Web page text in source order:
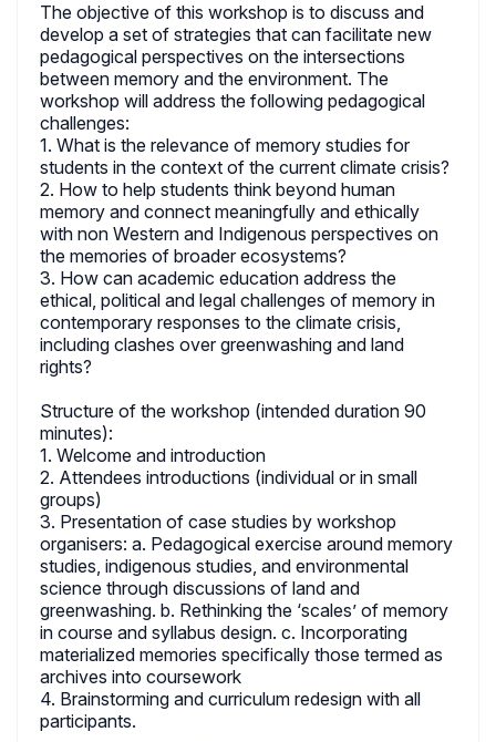
The objective of this workshop is to discuss and
develop a set of strategies that can facilitate new
pedagogical perspectives on the intersections
between memory and the environment. The
workshop will address the following pedagogical
challenges:
1. What is the relevance of memory studies for
students in the context of the current climate crisis?
2. How to help students think beyond human
memory and connect meaningfully and ethically
with non Western and Indigenous perspectives on
the memories of broader ecosystems?
3. How can academic education address the
ethical, political and legal challenges of memory in
contemporary responses to the climate crisis,
including clashes over greenwashing and land
rights?
Structure of the workshop (intended duration 90
minutes):
1. Welcome and introduction
2. Attendees introductions (individual or in small
groups)
3. Presentation of case studies by workshop
organisers: a. Pedagogical exercise around memory
studies, indigenous studies, and environmental
science through discussions of land and
greenwashing. b. Rethinking the ‘scales’ of memory
in course and syllabus design. c. Incorporating
materialized memories specifically those termed as
archives into coursework
4. Brainstorming and curriculum redesign with all
participants.